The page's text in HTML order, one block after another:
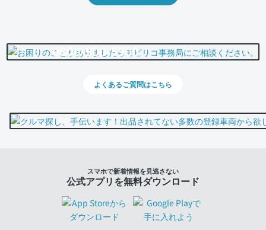
0800-500-5500
よくあるご質問はこちら
スマホで新着情報を見逃さない
公式アプリを無料ダウンロード